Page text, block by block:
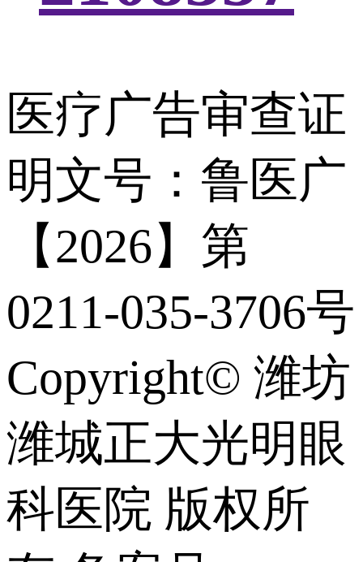
医疗广告审查证
明文号：鲁医广
【2026】第
0211-035-3706号
Copyright© 潍坊
潍城正大光明眼
科医院 版权所